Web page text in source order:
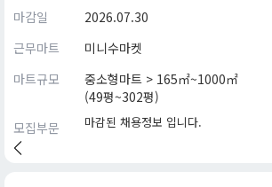
마감일
2026.07.30
근무마트
미니수마켓
마트규모
중소형마트 > 165㎡~1000㎡
(49평~302평)
모집부문
마감된 채용정보 입니다.